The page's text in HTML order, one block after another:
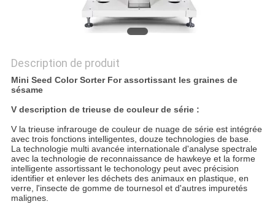
Description de produit
Mini Seed Color Sorter For assortissant les graines de
sésame
V description de trieuse de couleur de série :
V la trieuse infrarougede couleur de nuage de série est intégrée
avec trois fonctions intelligentes, douze technologies de base.
La technologie multi avancée internationale d'analyse spectrale
avec la technologie de reconnaissance de hawkeye et la forme
intelligente assortissant le techonology peut avec précision
identifier et enlever les déchets des animaux en plastique, en
verre, l'insecte de gomme de tournesol et d'autres impuretés
malignes.